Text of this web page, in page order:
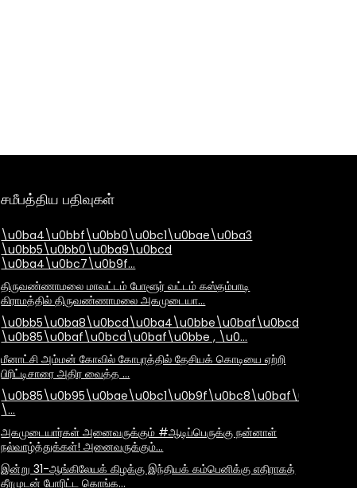
சமீபத்திய பதிவுகள்
\u0ba4\u0bbf\u0bb0\u0bc1\u0bae\u0ba3
\u0bb5\u0bb0\u0ba9\u0bcd
\u0ba4\u0bc7\u0b9f…
திருவண்ணாமலை மாவட்டம் போளூர் வட்டம் கஸ்தம்பாடி
கிராமத்தில் திருவண்ணாமலை அகமுடையா…
\u0bb5\u0ba8\u0bcd\u0ba4\u0bbe\u0baf\u0bcd
\u0b85\u0baf\u0bcd\u0baf\u0bbe , \u0…
மீனாட்சி அம்மன் கோவில் கோபுரத்தில் தேசியக் கொடியை ஏற்றி
பிரிட்டிசாரை அதிர வைத்த …
\…
அகமுடையார்கள் அனைவருக்கும் #ஆடிப்பெருக்கு நன்னாள்
நல்வாழ்த்துக்கள்! அனைவருக்கும்…
இன்று 31-ஆங்கிலேயக் கிழக்கு இந்தியக் கம்பெனிக்கு எதிராகத்
தீரமுடன் போரிட்ட கொங்க…